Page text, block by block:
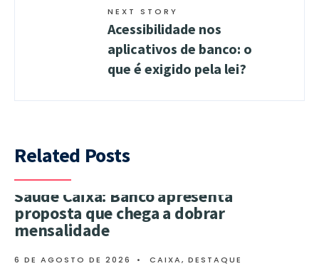
NEXT STORY
Acessibilidade nos
aplicativos de banco: o
que é exigido pela lei?
Related Posts
Saúde Caixa: Banco apresenta
proposta que chega a dobrar
mensalidade
6 DE AGOSTO DE 2026 • CAIXA, DESTAQUE